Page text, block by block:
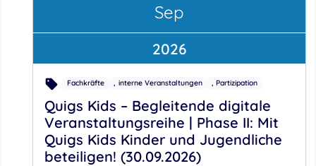
Sep
2026
Quigs Kids – Begleitende digitale
Veranstaltungsreihe | Phase II: Mit
Quigs Kids Kinder und Jugendliche
beteiligen! (30.09.2026)
Fachkräfte interne Veranstaltungen Partizipation